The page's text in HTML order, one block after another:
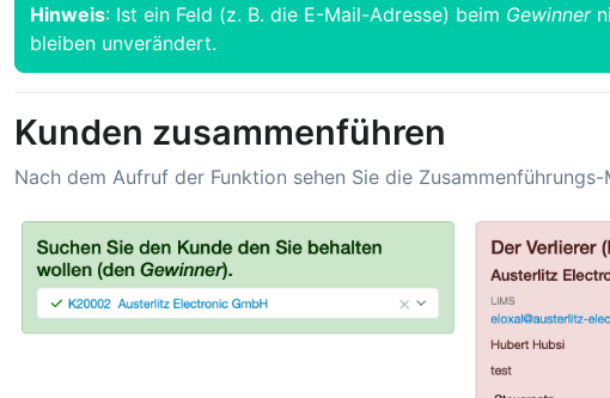
Hinweis: Ist ein Feld (z. B. die E-Mail-Adresse) beim Gewinner
bleiben unverändert.
Kunden zusammenführen
Nach dem Aufruf der Funktion sehen Sie die